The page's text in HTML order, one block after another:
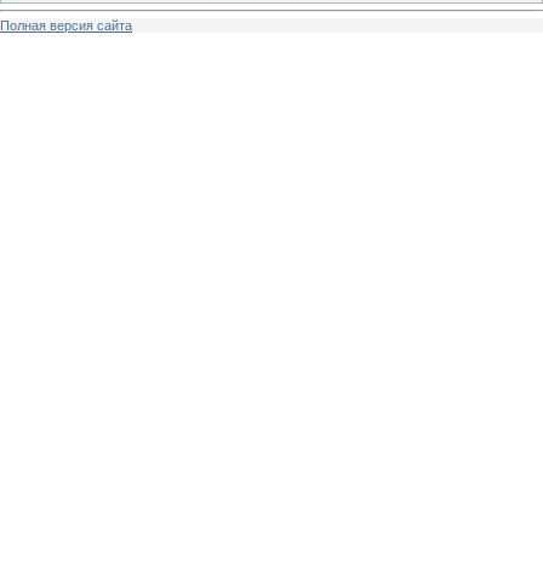
Полная версия сайта